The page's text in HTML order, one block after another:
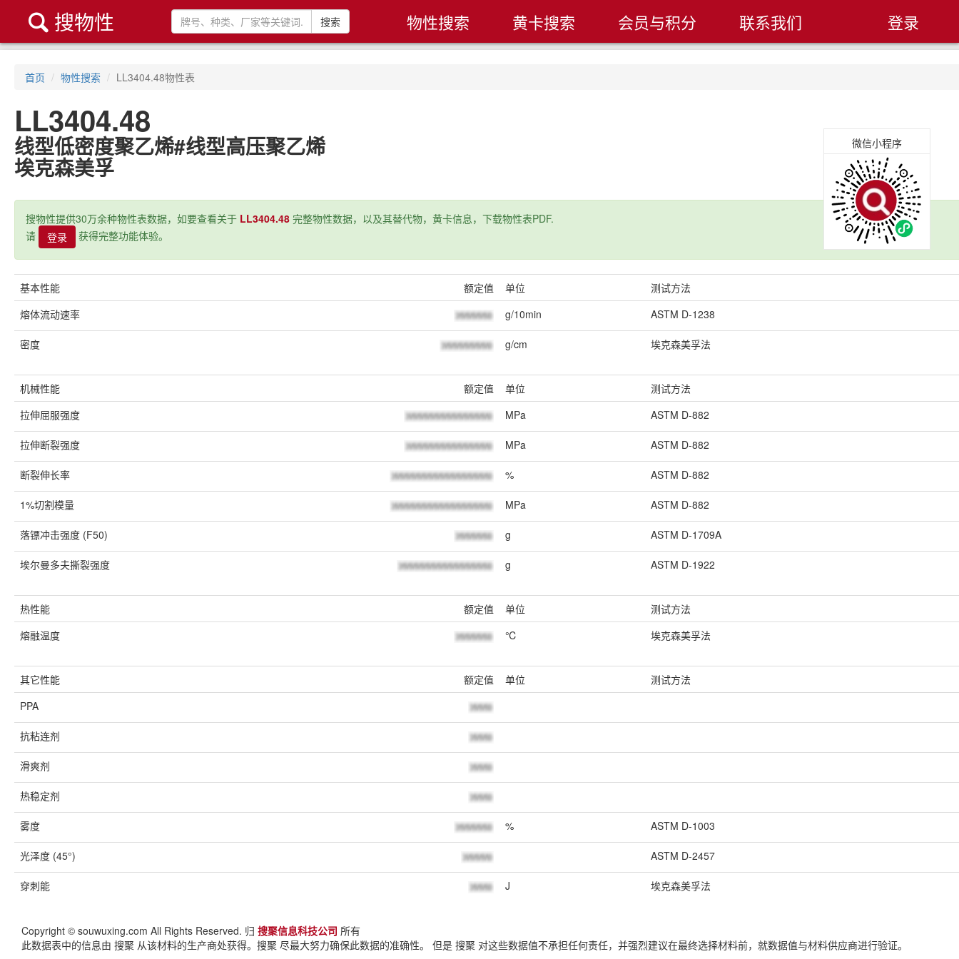
 搜物性 搜索 物性搜索 黄卡搜索 会员与积分 联系我们 登录
首页 物性搜索 LL3404.48物性表
LL3404.48
线型低密度聚乙烯#线型高压聚乙烯
埃克森美孚
搜物性提供30万余种物性表数据，如要查看关于 LL3404.48 完整物性数据，以及其替代物，黄卡信息，下载物性表PDF.
请
登录 获得完整功能体验。
基本性能 额定值 单位
测试方法
熔体流动速率
g/10min ASTM D-1238
密度 g/cm 埃克森美孚法
机械性能 额定值 单位
测试方法
拉伸屈服强度
MPa ASTM D-882
拉伸断裂强度 MPa ASTM D-882
断裂伸长率 % ASTM D-882
1%切割模量 MPa ASTM D-882
落镖冲击强度 (F50) g ASTM D-1709A
埃尔曼多夫撕裂强度 g ASTM D-1922
热性能 额定值 单位
测试方法
熔融温度
℃ 埃克森美孚法
其它性能 额定值 单位
测试方法
PPA
抗粘连剂
滑爽剂
热稳定剂
雾度 % ASTM D-1003
光泽度 (45°) ASTM D-2457
穿刺能 J 埃克森美孚法
Copyright © souwuxing.com All Rights Reserved. 归 搜聚信息科技公司 所有
此数据表中的信息由 搜聚 从该材料的生产商处获得。搜聚 尽最大努力确保此数据的准确性。 但是 搜聚 对这些数据值不承担任何责任，并强烈建议在最终选择材料前，就数据值与材料供应商进行验证。
微信小程序